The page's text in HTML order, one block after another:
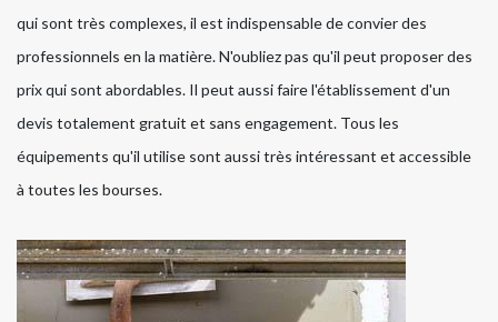
qui sont très complexes, il est indispensable de convier des
professionnels en la matière. N'oubliez pas qu'il peut proposer des
prix qui sont abordables. Il peut aussi faire l'établissement d'un
devis totalement gratuit et sans engagement. Tous les
équipements qu'il utilise sont aussi très intéressant et accessible
à toutes les bourses.